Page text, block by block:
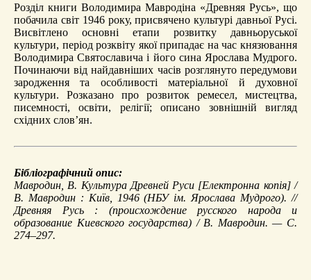
Розділ книги Володимира Мавродіна «Древняя Русь», що
побачила світ 1946 року, присвячено культурі давньої Русі.
Висвітлено основні етапи розвитку давньоруської
культури, період розквіту якої припадає на час князювання
Володимира Святославича і його сина Ярослава Мудрого.
Починаючи від найдавніших часів розглянуто передумови
зародження та особливості матеріальної й духовної
культури. Розказано про розвиток ремесел, мистецтва,
писемності, освіти, релігії; описано зовнішній вигляд
східних слов’ян.
Бібліографічний опис:
Мавродин, В. Культура Древней Руси [Електронна копія] /
В. Мавродин : Київ, 1946 (НБУ ім. Ярослава Мудрого). //
Древняя Русь: (происхождение русского народа и
образование Киевского государства) / В. Мавродин. — С.
274–297.